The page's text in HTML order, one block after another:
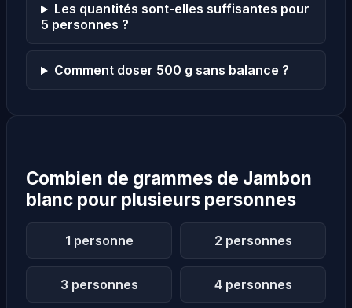
Les quantités sont-elles suffisantes pour
5 personnes ?
Comment doser 500 g sans balance ?
Combien de grammes de Jambon
blanc pour plusieurs personnes
1 personne 2 personnes
3 personnes 4 personnes